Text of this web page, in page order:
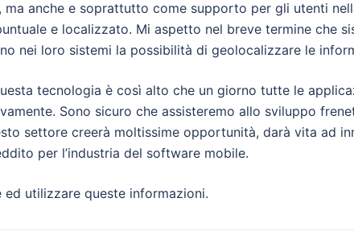
ma anche e soprattutto come supporto per gli utenti
e localizzato. Mi aspetto nel breve termine che
nei loro sistemi la possibilità di geolocalizzare le
tecnologia è così alto che un giorno tutte le
Sono sicuro che assisteremo allo sviluppo
settore creerà moltissime opportunità, darà vita ad
per l’industria del software mobile.
utilizzare queste informazioni.